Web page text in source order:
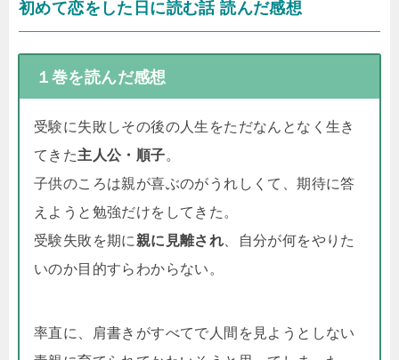
初めて恋をした日に読む話 読んだ感想
１巻を読んだ感想
受験に失敗しその後の人生をただなんとなく生き
てきた主人公・順子。
子供のころは親が喜ぶのがうれしくて、期待に答
えようと勉強だけをしてきた。
受験失敗を期に親に見離され、自分が何をやりた
いのか目的すらわからない。
率直に、肩書きがすべてで人間を見ようとしない